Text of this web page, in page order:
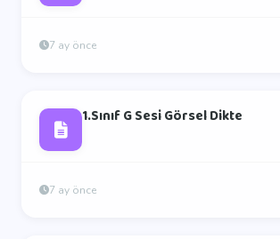
7 ay önce
1.Sınıf G Sesi Görsel Dikte
7 ay önce